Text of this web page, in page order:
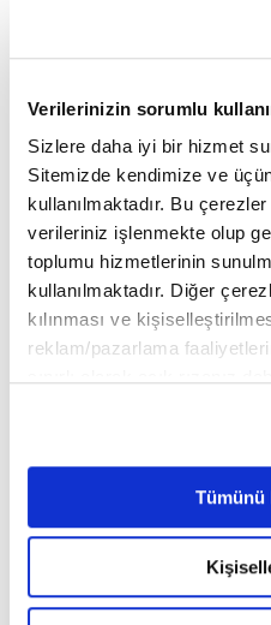
Verilerinizin sorumlu
Sizlere daha iyi bir hizmet
Sitemizde kendimize ve
kullanılmaktadır. Bu
verileriniz işlenmekte olup
toplumu hizmetlerinin
kullanılmaktadır. Diğer
kılınması ve
reklam/pazarlama
belirleyebilirsiniz. Çerezlere
Ayarlar butonuna tıklayabilir,
Metnimizi ziyaret
6698 sayılı Kişisel Verilerin
okumak ve sitemizi
gerçekleştirilen veri işleme
Tümünü
çalışmasıyla doçentlik
(Malatya, 2011) isimli
Türkiye Diyanet Vakfı
maddeleri bulunan
İslâm dünyasındaki
yayınları mevcuttur.
ilahileri seslendirdiği
2011) isimli albümü
olarak yurtiçi ve
katılmıştır. Aynı
Belediyesi Konservatuarı
Evli ve bir çocuk